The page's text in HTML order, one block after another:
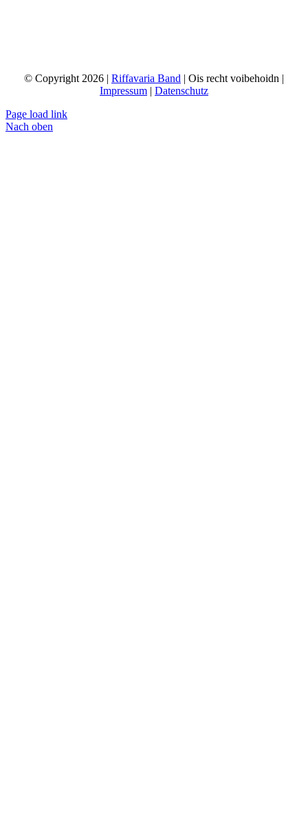
© Copyright 2026 | Riffavaria Band | Ois recht voibehoidn |
Impressum | Datenschutz
Page load link
Nach oben